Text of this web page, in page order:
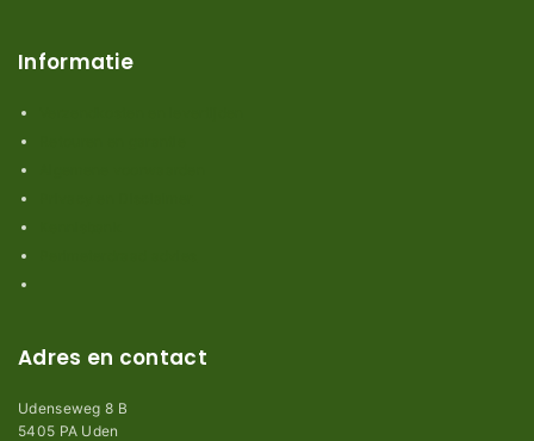
Informatie
Adres en contact
Udenseweg 8 B
5405 PA Uden